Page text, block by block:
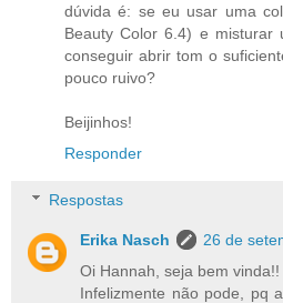
dúvida é: se eu usar uma
Beauty Color 6.4) e misturar
conseguir abrir tom o
pouco ruivo?
Beijinhos!
Responder
Respostas
Erika Nasch
26 de
Oi Hannah, seja bem vinda!!
Infelizmente não pode, pq